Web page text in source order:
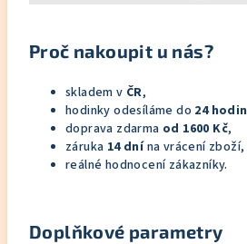
Proč nakoupit u nás?
skladem v ČR,
hodinky odesíláme do 24 hodin
doprava zdarma od 1600 Kč,
záruka 14 dnína vrácení zboží,
reálné hodnocení zákazníky.
Doplňkové parametry